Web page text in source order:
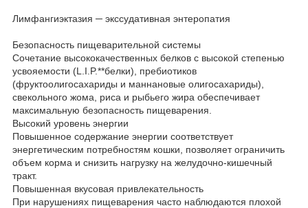
Лимфангиэктазия ─ экссудативная энтеропатия
Безопасность пищеварительной системы
Сочетание высококачественных белков с высокой степенью
усвояемости (L.I.P.**белки), пребиотиков
(фруктоолигосахариды и маннановые олигосахариды),
свекольного жома, риса и рыбьего жира обеспечивает
максимальную безопасность пищеварения.
Высокий уровень энергии
Повышенное содержание энергии соответствует
энергетическим потребностям кошки, позволяет ограничить
объем корма и снизить нагрузку на желудочно-кишечный
тракт.
Повышенная вкусовая привлекательность
При нарушениях пищеварения часто наблюдаются плохой